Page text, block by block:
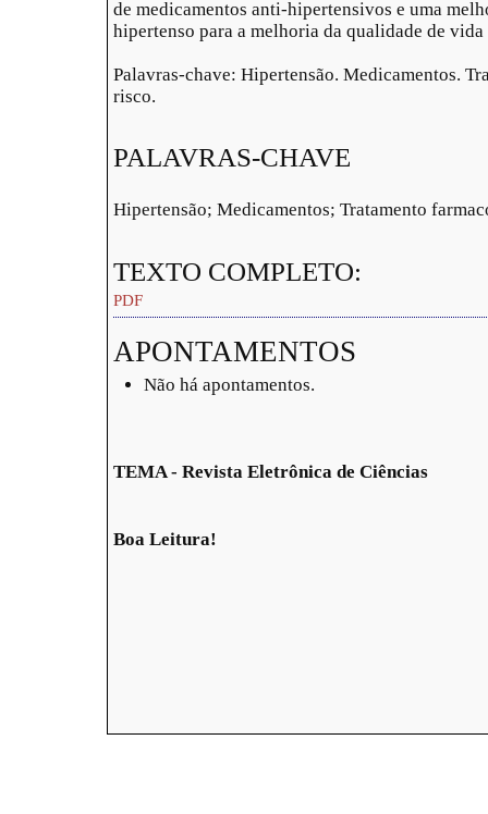
de medicamentos anti-hipertensivos e uma
hipertenso para a melhoria da qualidade de vida
Palavras-chave: Hipertensão. Medicamentos.
risco.
PALAVRAS-CHAVE
Hipertensão; Medicamentos; Tratamento
TEXTO COMPLETO:
PDF
APONTAMENTOS
Não há apontamentos.
TEMA - Revista Eletrônica de Ciências
Boa Leitura!